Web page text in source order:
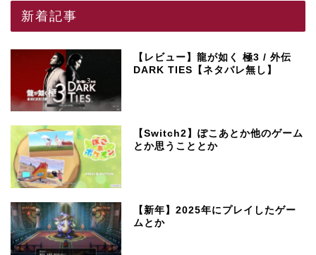
新着記事
【レビュー】龍が如く 極3 / 外伝
DARK TIES【ネタバレ無し】
【Switch2】ぽこあとか他のゲーム
とか思うこととか
【新年】2025年にプレイしたゲー
ムとか